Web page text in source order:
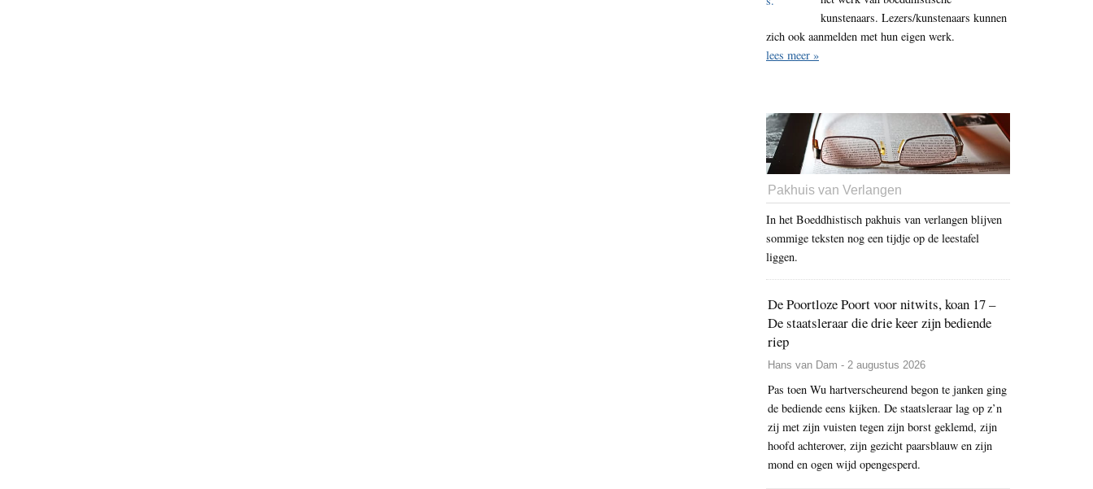
kunstenaars. Lezers/kunstenaars kunnen
zich ook aanmelden met hun eigen werk.
lees meer »
Pakhuis van Verlangen
In het Boeddhistisch pakhuis van verlangen blijven
sommige teksten nog een tijdje op de leestafel
liggen.
De Poortloze Poort voor nitwits, koan 17 –
De staatsleraar die drie keer zijn bediende
riep
Hans van Dam - 2 augustus 2026
Pas toen Wu hartverscheurend begon te janken ging
de bediende eens kijken. De staatsleraar lag op z’n
zij met zijn vuisten tegen zijn borst geklemd, zijn
hoofd achterover, zijn gezicht paarsblauw en zijn
mond en ogen wijd opengesperd.